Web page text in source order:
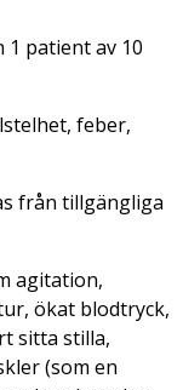
patient av 10
feber,
från tillgängliga
agitation,
ökat blodtryck,
sitta stilla,
(som en